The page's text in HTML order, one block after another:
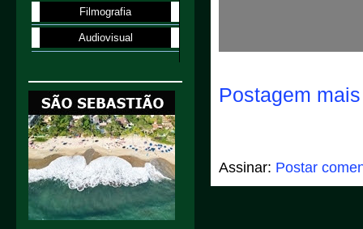
Postagem
Assinar: Postar
Filmografia
Audiovisual